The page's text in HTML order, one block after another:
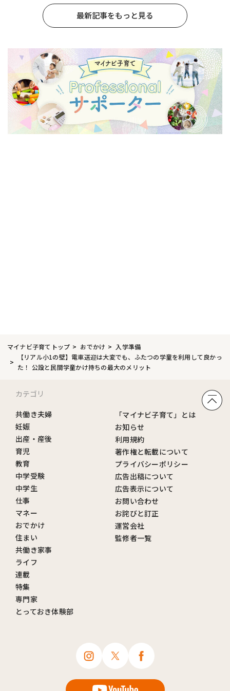
最新記事をもっと見る
マイナビ子育てトップ おでかけ
入学準備
【リアル小1の壁】電車送迎は大変でも、ふたつの学童を利用して良かっ
た！ 公設と民間学童かけ持ちの最大のメリット
カテゴリ
共働き夫婦
妊娠
出産・産後
育児
教育
中学受験
中学生
仕事
マネー
おでかけ
住まい
共働き家事
ライフ
連載
特集
専門家
とっておき体験部
「マイナビ子育て」とは
お知らせ
利用規約
著作権と転載について
プライバシーポリシー
広告出稿について
広告表示について
お問い合わせ
お詫びと訂正
運営会社
監修者一覧